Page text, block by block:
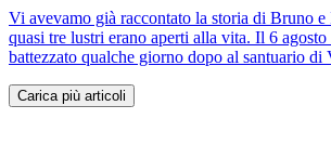
Vi avevamo già raccontato la storia di Bruno e
quasi tre lustri erano aperti alla vita. Il 6
battezzato qualche giorno dopo al santuario di
Carica più articoli